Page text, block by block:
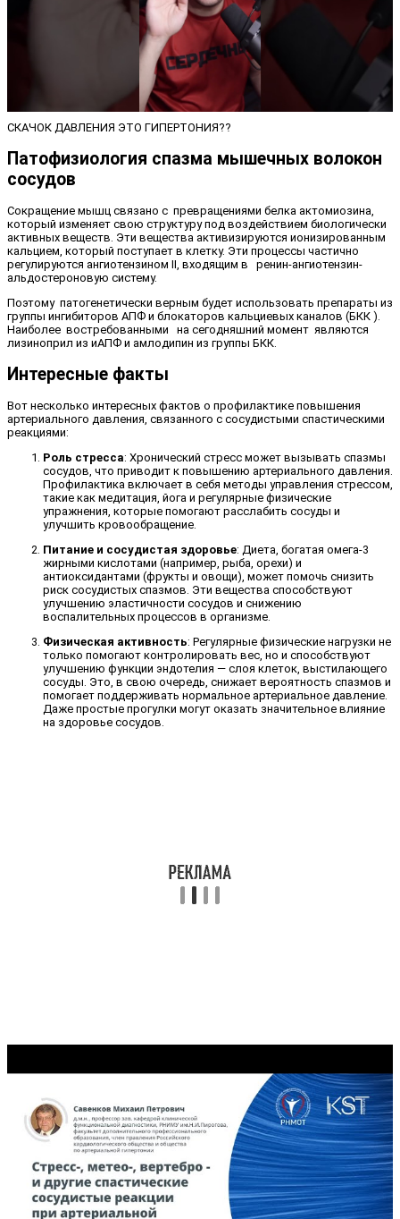
СКАЧОК ДАВЛЕНИЯ ЭТО ГИПЕРТОНИЯ??
Патофизиология спазма мышечных волокон
сосудов
Сокращение мышц связано с превращениями белка актомиозина,
который изменяет свою структуру под воздействием биологически
активных веществ. Эти вещества активизируются ионизированным
кальцием, который поступает в клетку. Эти процессы частично
регулируются ангиотензином II, входящим в ренин-ангиотензин-
альдостероновую систему.
Поэтому патогенетически верным будет использовать препараты из
группы ингибиторов АПФ и блокаторов кальциевых каналов (БКК ).
Наиболее востребованными на сегодняшний момент являются
лизиноприл из иАПФ и амлодипин из группы БКК.
Интересные факты
Вот несколько интересных фактов о профилактике повышения
артериального давления, связанного с сосудистыми спастическими
реакциями:
Роль стресса: Хронический стресс может вызывать спазмы
сосудов, что приводит к повышению артериального давления.
Профилактика включает в себя методы управления стрессом,
такие как медитация, йога и регулярные физические
упражнения, которые помогают расслабить сосуды и
улучшить кровообращение.
Питание и сосудистая здоровье: Диета, богатая омега-3
жирными кислотами (например, рыба, орехи) и
антиоксидантами (фрукты и овощи), может помочь снизить
риск сосудистых спазмов. Эти вещества способствуют
улучшению эластичности сосудов и снижению
воспалительных процессов в организме.
Физическая активность: Регулярные физические нагрузки не
только помогают контролировать вес, но и способствуют
улучшению функции эндотелия — слоя клеток, выстилающего
сосуды. Это, в свою очередь, снижает вероятность спазмов и
помогает поддерживать нормальное артериальное давление.
Даже простые прогулки могут оказать значительное влияние
на здоровье сосудов.